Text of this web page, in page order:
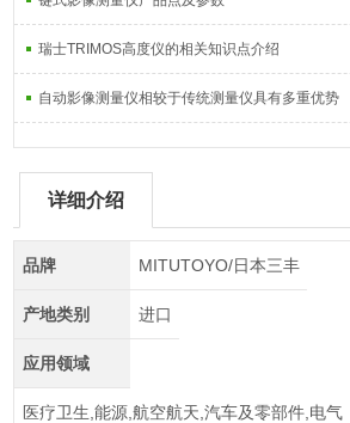
瑞士TRIMOS高度仪的相关知识点介绍
自动影像测量仪相较于传统测量仪具有多重优势
详细介绍
品牌 MITUTOYO/日本三丰
产地类别 进口
应用领域
医疗卫生,能源,航空航天,汽车及零部件,电气